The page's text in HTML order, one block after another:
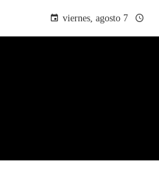
viernes, agosto 7